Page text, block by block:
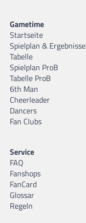
Gametime
Startseite
Spielplan & Ergebnisse
Tabelle
Spielplan ProB
Tabelle ProB
6th Man
Cheerleader
Dancers
Fan Clubs
Service
FAQ
Fanshops
FanCard
Glossar
Regeln